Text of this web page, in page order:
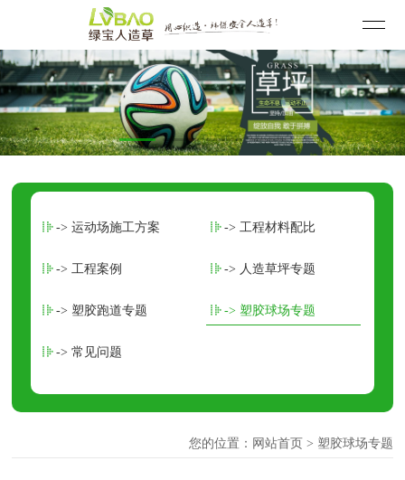
-> 运动场施工方案 -> 工程材料配比
-> 工程案例 -> 人造草坪专题
-> 塑胶跑道专题 -> 塑胶球场专题
-> 常见问题
您的位置： 网站首页> 塑胶球场专题